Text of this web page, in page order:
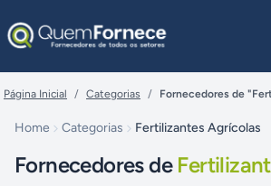
Página Inicial / Categorias / Fornecedores de
Home Categorias Fertilizantes Agrícolas
Fornecedores de